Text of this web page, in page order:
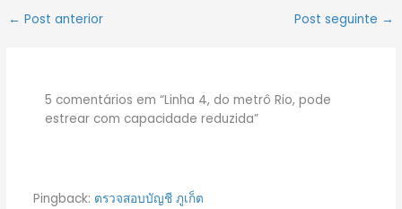
← Post anterior Post seguinte →
5 comentários em “Linha 4, do metrô Rio, pode
estrear com capacidade reduzida”
Pingback: ตรวจสอบบัญชี ภูเก็ต